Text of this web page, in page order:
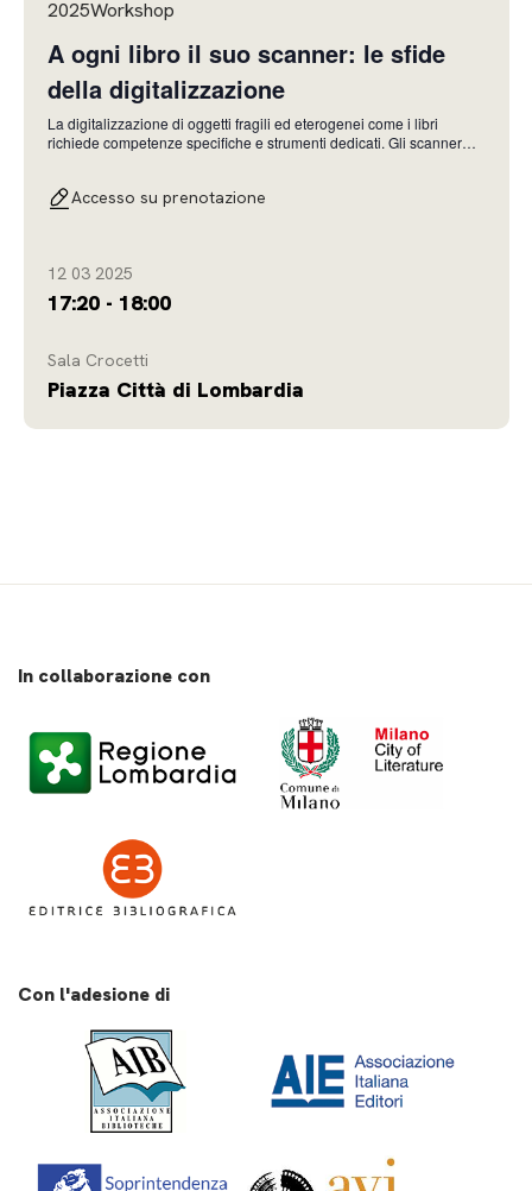
12 03 2025
17:20 - 18:00
Sala Crocetti
Piazza Città di Lombardia
2025Workshop
A ogni libro il suo scanner: le sfide
della digitalizzazione
La digitalizzazione di oggetti fragili ed eterogenei come i libri
richiede competenze specifiche e strumenti dedicati. Gli scanner
tipologie di apparati di questo tipo impon
Accesso su prenotazione
In collaborazione con
Con l'adesione di